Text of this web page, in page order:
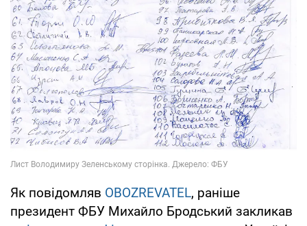
Як повідомляв OBOZREVATEL, раніше
президент ФБУ Михайло Бродський закликав